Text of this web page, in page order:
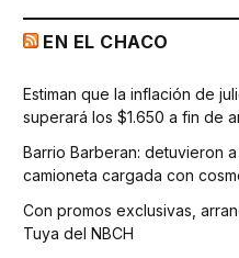
EN EL CHACO
Estiman que la inflación de
superará los $1.650 a fin de
Barrio Barberan: detuvieron
camioneta cargada con
Con promos exclusivas,
Tuya del NBCH